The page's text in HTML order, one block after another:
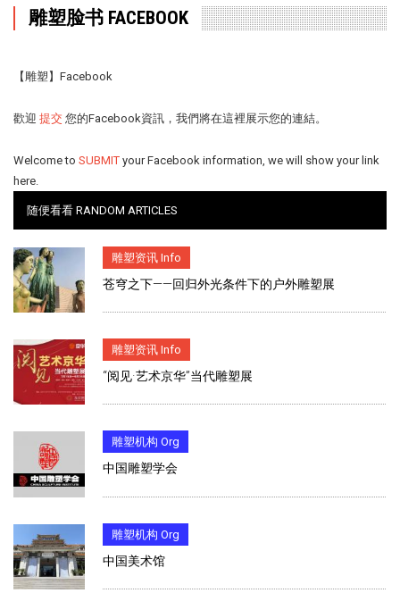
雕塑脸书 FACEBOOK
【雕塑】 Facebook
歡迎 提交 您的Facebook資訊，我們將在這裡展示您的連結。
Welcome to SUBMIT your Facebook information, we will show your link
here.
随便看看 RANDOM ARTICLES
雕塑资讯 Info
苍穹之下——回归外光条件下的户外雕塑展
雕塑资讯 Info
“阅见·艺术京华”当代雕塑展
雕塑机构 Org
中国雕塑学会
雕塑机构 Org
中国美术馆